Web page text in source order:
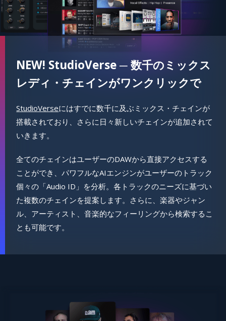
NEW! StudioVerse ─ 数千のミックス
レディ・チェインがワンクリックで
StudioVerseにはすでに数千に及ぶミックス・チェインが
搭載されており、さらに日々新しいチェインが追加されて
いきます。
全てのチェインはユーザーのDAWから直接アクセスする
ことができ、パワフルなAIエンジンがユーザーのトラック
個々の「Audio ID」を分析。各トラックのニーズに基づい
た複数のチェインを提案します。さらに、楽器やジャン
ル、アーティスト、音楽的なフィーリングから検索するこ
とも可能です。